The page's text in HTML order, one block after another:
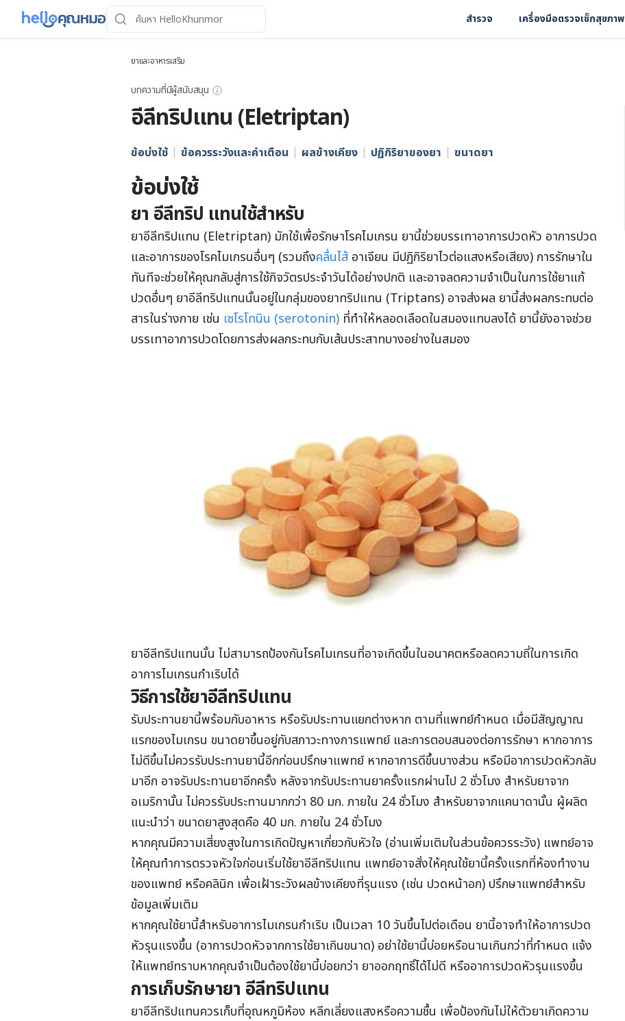
สำรวจ เครื่องมือตรวจเช็กสุขภาพ
ยาและอาหารเสริม
บทความที่มีผู้สนับสนุน
อีลีทริปแทน (Eletriptan)
ข้อบ่งใช้ ข้อควรระวังและคำเตือน ผลข้างเคียง ปฏิกิริยาของยา ขนาดยา
ข้อบ่งใช้
ยา อีลีทริป แทนใช้สำหรับ
ยาอีลีทริปแทน (Eletriptan) มักใช้เพื่อรักษาโรคไมเกรน ยานี้ช่วยบรรเทาอาการปวดหัว อาการปวด
และอาการของโรคไมเกรนอื่นๆ (รวมถึงคลื่นไส้ อาเจียน มีปฏิกิริยาไวต่อแสงหรือเสียง) การรักษาใน
ทันทีจะช่วยให้คุณกลับสู่การใช้กิจวัตรประจำวันได้อย่างปกติ และอาจลดความจำเป็นในการใช้ยาแก้
ปวดอื่นๆ ยาอีลีทริปแทนนั้นอยู่ในกลุ่มของยาทริปแทน (Triptans) อาจส่งผล ยานี้ส่งผลกระทบต่อ
สารในร่างกาย เช่น เซโรโทนิน (serotonin) ที่ทำให้หลอดเลือดในสมองแทบลงได้ ยานี้ยังอาจช่วย
บรรเทาอาการปวดโดยการส่งผลกระทบกับเส้นประสาทบางอย่างในสมอง
ยาอีลีทริปแทนนั้น ไม่สามารถป้องกันโรคไมเกรนที่อาจเกิดขึ้นในอนาคตหรือลดความถี่ในการเกิด
อาการไมเกรนกำเริบได้
วิธีการใช้ยาอีลีทริปแทน
รับประทานยานี้พร้อมกับอาหาร หรือรับประทานแยกต่างหาก ตามที่แพทย์กำหนด เมื่อมีสัญญาณ
แรกของไมเกรน ขนาดยาขึ้นอยู่กับสภาวะทางการแพทย์ และการตอบสนองต่อการรักษา หากอาการ
ไม่ดีขึ้นไม่ควรรับประทานยานี้อีกก่อนปรึกษาแพทย์ หากอาการดีขึ้นบางส่วน หรือมีอาการปวดหัวกลับ
มาอีก อาจรับประทานยาอีกครั้ง หลังจากรับประทานยาครั้งแรกผ่านไป 2 ชั่วโมง สำหรับยาจาก
อเมริกานั้น ไม่ควรรับประทานมากกว่า 80 มก. ภายใน 24 ชั่วโมง สำหรับยาจากแคนาดานั้น ผู้ผลิต
แนะนำว่า ขนาดยาสูงสุดคือ 40 มก. ภายใน 24 ชั่วโมง
หากคุณมีความเสี่ยงสูงในการเกิดปัญหาเกี่ยวกับหัวใจ (อ่านเพิ่มเติมในส่วนข้อควรระวัง) แพทย์อาจ
ให้คุณทำการตรวจหัวใจก่อนเริ่มใช้ยาอีลีทริปแทน แพทย์อาจสั่งให้คุณใช้ยานี้ครั้งแรกที่ห้องทำงาน
ของแพทย์ หรือคลินิก เพื่อเฝ้าระวังผลข้างเคียงที่รุนแรง (เช่น ปวดหน้าอก) ปรึกษาแพทย์สำหรับ
ข้อมูลเพิ่มเติม
หากคุณใช้ยานี้สำหรับอาการไมเกรนกำเริบ เป็นเวลา 10 วันขึ้นไปต่อเดือน ยานี้อาจทำให้อาการปวด
หัวรุนแรงขึ้น (อาการปวดหัวจากการใช้ยาเกินขนาด) อย่าใช้ยานี้บ่อยหรือนานเกินกว่าที่กำหนด แจ้ง
ให้แพทย์ทราบหากคุณจำเป็นต้องใช้ยานี้บ่อยกว่า ยาออกฤทธิ์ได้ไม่ดี หรืออาการปวดหัวรุนแรงขึ้น
การเก็บรักษายา อีลีทริปแทน
ยาอีลีทริปแทนควรเก็บที่อุณหภูมิห้อง หลีกเลี่ยงแสงหรือความชื้น เพื่อป้องกันไม่ให้ตัวยาเกิดความ